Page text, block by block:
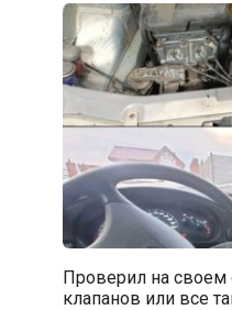
Проверил на своем
клапанов или все